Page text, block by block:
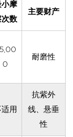
小摩
次数
主要财产
0
耐磨性
用
抗紫外
线、悬垂
性